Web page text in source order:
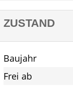
ZUSTAND
Baujahr
Frei ab